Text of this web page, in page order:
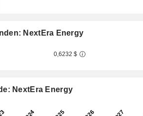
NextEra Energy
0,6232 $
NextEra Energy